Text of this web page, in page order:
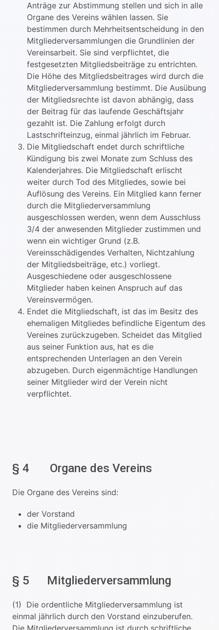
Anträge zur Abstimmung stellen und sich in alle
Organe des Vereins wählen lassen. Sie
bestimmen durch Mehrheitsentscheidung in den
Mitgliederversammlungen die Grundlinien der
Vereinsarbeit. Sie sind verpflichtet, die
festgesetzten Mitgliedsbeiträge zu entrichten.
Die Höhe des Mitgliedsbeitrages wird durch die
Mitgliederversammlung bestimmt. Die Ausübung
der Mitgliedsrechte ist davon abhängig, dass
der Beitrag für das laufende Geschäftsjahr
gezahlt ist. Die Zahlung erfolgt durch
Lastschrifteinzug, einmal jährlich im Februar.
Die Mitgliedschaft endet durch schriftliche
Kündigung bis zwei Monate zum Schluss des
Kalenderjahres. Die Mitgliedschaft erlischt
weiter durch Tod des Mitgliedes, sowie bei
Auflösung des Vereins. Ein Mitglied kann ferner
durch die Mitgliederversammlung
ausgeschlossen werden, wenn dem Ausschluss
3/4 der anwesenden Mitglieder zustimmen und
wenn ein wichtiger Grund (z.B.
Vereinsschädigendes Verhalten, Nichtzahlung
der Mitgliedsbeiträge, etc.) vorliegt.
Ausgeschiedene oder ausgeschlossene
Mitglieder haben keinen Anspruch auf das
Vereinsvermögen.
Endet die Mitgliedschaft, ist das im Besitz des
ehemaligen Mitgliedes befindliche Eigentum des
Vereines zurückzugeben. Scheidet das Mitglied
aus seiner Funktion aus, hat es die
entsprechenden Unterlagen an den Verein
abzugeben. Durch eigenmächtige Handlungen
seiner Mitglieder wird der Verein nicht
verpflichtet.
§ 4 Organe des Vereins
Die Organe des Vereins sind:
der Vorstand
die Mitgliederversammlung
§ 5 Mitgliederversammlung
(1) Die ordentliche Mitgliederversammlung ist
einmal jährlich durch den Vorstand einzuberufen.
Die Mitgliederversammlung ist durch schriftliche